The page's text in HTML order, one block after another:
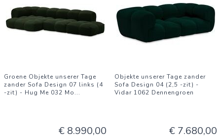
Groene Objekte unserer Tage
zander Sofa Design 07 links (4
-zit) - Hug Me 032 Mo...
€ 8.990,00
Objekte unserer Tage zander
Sofa Design 04 (2,5 -zit) -
Vidar 1062 Dennengroen
€ 7.680,00